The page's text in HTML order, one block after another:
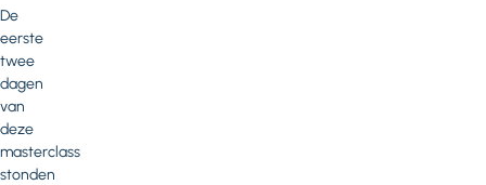
De
eerste
twee
dagen
van
deze
masterclass
stonden